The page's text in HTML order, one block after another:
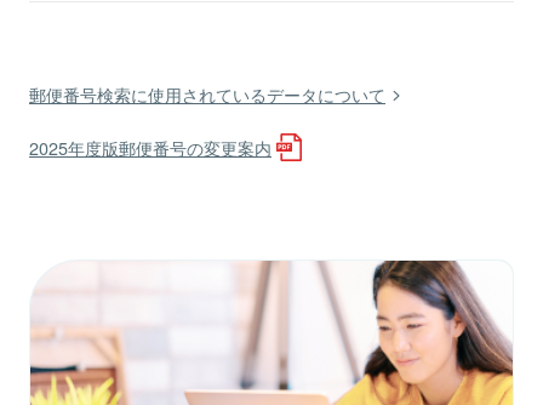
郵便番号検索に使用されているデータについて
2025年度版郵便番号の変更案内